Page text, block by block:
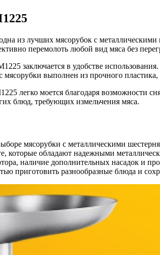
из лучших мясорубок с
перемолоть любой вид мяса без
заключается в удобстве
мясорубки выполнен из прочного
легко моется благодаря возможности
блюд, требующих измельчения мяса.
мясорубки с металлическими
которые обладают надежными
наличие дополнительных насадок и
приготовить разнообразные блюда и